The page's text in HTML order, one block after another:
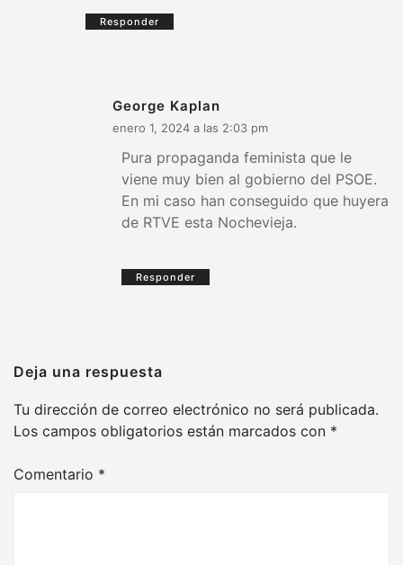
Responder
George Kaplan
enero 1, 2024 a las 2:03 pm
Pura propaganda feminista que le
viene muy bien al gobierno del PSOE.
En mi caso han conseguido que huyera
de RTVE esta Nochevieja.
Responder
Deja una respuesta
Tu dirección de correo electrónico no será publicada.
Los campos obligatorios están marcados con *
Comentario *